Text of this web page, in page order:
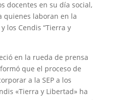
docentes en su día social,
quienes laboran en la
los Cendis “Tierra y
en la rueda de prensa
que el proceso de
a la SEP a los
«Tierra y Libertad» ha